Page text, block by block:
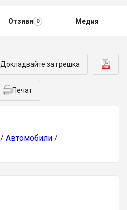
Отзиви 0 Медия
Докладвайте за грешка
Печат
/ Автомобили /